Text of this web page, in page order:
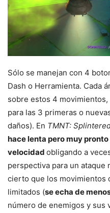
Sólo se manejan con 4
Dash o Herramienta. Cada
sobre estos 4
para las 3 primeras o
daños). En TMNT:
hace lenta pero muy
velocidad obligando a
perspectiva para un ataque
cierto que los movimientos
limitados (se echa de
número de enemigos y sus